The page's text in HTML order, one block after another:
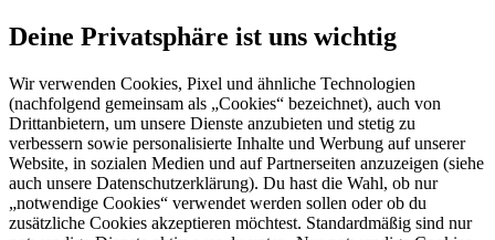
Deine Privatsphäre ist uns wichtig
Wir verwenden Cookies, Pixel und ähnliche Technologien
(nachfolgend gemeinsam als „Cookies“ bezeichnet), auch von
Drittanbietern, um unsere Dienste anzubieten und stetig zu
verbessern sowie personalisierte Inhalte und Werbung auf unserer
Website, in sozialen Medien und auf Partnerseiten anzuzeigen (siehe
auch unsere Datenschutzerklärung). Du hast die Wahl, ob nur
„notwendige Cookies“ verwendet werden sollen oder ob du
zusätzliche Cookies akzeptieren möchtest. Standardmäßig sind nur